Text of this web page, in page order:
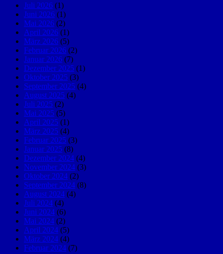
Juli 2026 (1)
Juni 2026 (1)
Mai 2026 (2)
April 2026 (1)
März 2026 (5)
Februar 2026 (2)
Januar 2026 (7)
Dezember 2025 (1)
Oktober 2025 (3)
September 2025 (4)
August 2025 (4)
Juli 2025 (2)
Mai 2025 (5)
April 2025 (1)
März 2025 (4)
Februar 2025 (3)
Januar 2025 (8)
Dezember 2024 (4)
November 2024 (3)
Oktober 2024 (2)
September 2024 (8)
August 2024 (4)
Juli 2024 (4)
Juni 2024 (6)
Mai 2024 (2)
April 2024 (5)
März 2024 (4)
Februar 2024 (7)